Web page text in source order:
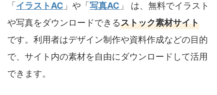
「 イラストAC 」や「 写真AC 」 は、無料でイラスト
や写真をダウンロードできるストック素材サイト
です。利用者はデザイン制作や資料作成などの目的
で、サイト内の素材を自由にダウンロードして活用
できます。